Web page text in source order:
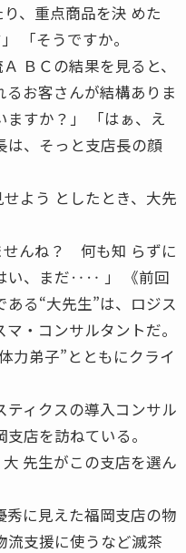
、重点商品を決 めた
「そうですか。
ＢＣの結果を見ると、
お客さんが結構ありま
ますか？」 「はぁ、え
、そっと支店長の顔
よう としたとき、大先
せんね？ 何も知 らずに
い、まだ‥‥ 」 《前回
る“大先生”は、ロジス
・コンサルタントだ。
力弟子”とともにクライ
ティクスの導入コンサル
店を訪ねている。
先生がこの支店を選ん
秀に見えた福岡支店の物
流支援に使うなど滅茶